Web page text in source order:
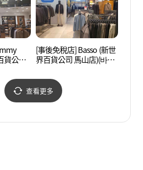
貨公司
[事後免稅店] Basso (新世
界百貨公司 馬山店)(바쏘
查看更多